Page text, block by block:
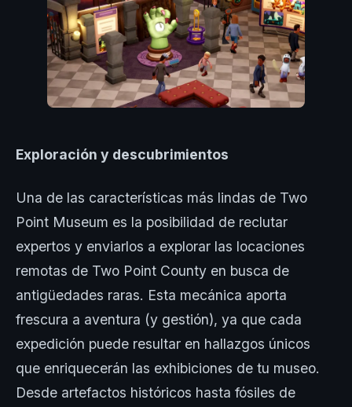
Exploración y descubrimientos
Una de las características más lindas de Two
Point Museum es la posibilidad de reclutar
expertos y enviarlos a explorar las locaciones
remotas de Two Point County en busca de
antigüedades raras. Esta mecánica aporta
frescura a aventura (y gestión), ya que cada
expedición puede resultar en hallazgos únicos
que enriquecerán las exhibiciones de tu museo.
Desde artefactos históricos hasta fósiles de